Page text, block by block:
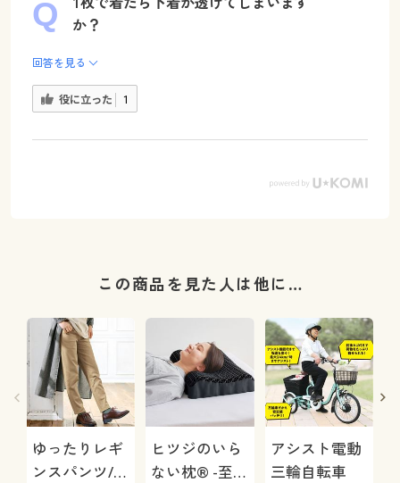
か？
回答を見る
役に立った 1
この商品を見た人は他に…
ゆったりレギ
ンスパンツ/細
ヒツジのいら
ない枕® -至
アシスト電動
三輪自転車